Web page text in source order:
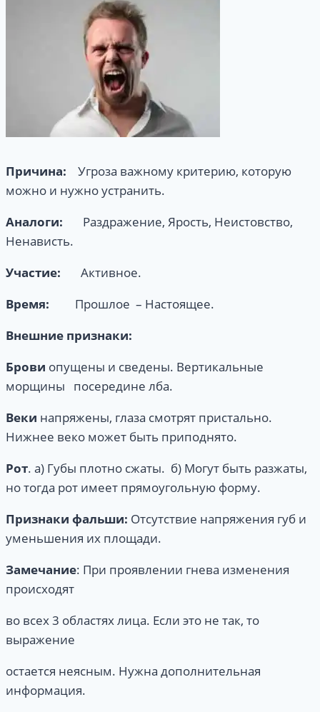
Причина: Угроза важному критерию, которую
можно и нужно устранить.
Аналоги: Раздражение, Ярость, Неистовство,
Ненависть.
Участие: Активное.
Время: Прошлое – Настоящее.
Внешние признаки:
Брови опущены и сведены. Вертикальные
морщины посередине лба.
Веки напряжены, глаза смотрят пристально.
Нижнее веко может быть приподнято.
Рот. а) Губы плотно сжаты. б) Могут быть разжаты,
но тогда рот имеет прямоугольную форму.
Признаки фальши: Отсутствие напряжения губ и
уменьшения их площади.
Замечание: При проявлении гнева изменения
происходят
во всех 3 областях лица. Если это не так, то
выражение
остается неясным. Нужна дополнительная
информация.